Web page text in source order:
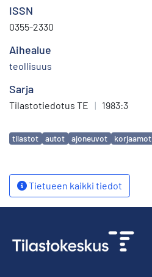
ISSN
0355-2330
Aihealue
teollisuus
Sarja
Tilastotiedotus TE | 1983:3
Avainsanat
tilastot autot ajoneuvot korjaamot
Tietueen kaikki tiedot